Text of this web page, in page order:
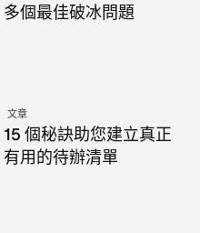
多個最佳破冰問題
文章
15 個秘訣助您建立真正
有用的待辦清單